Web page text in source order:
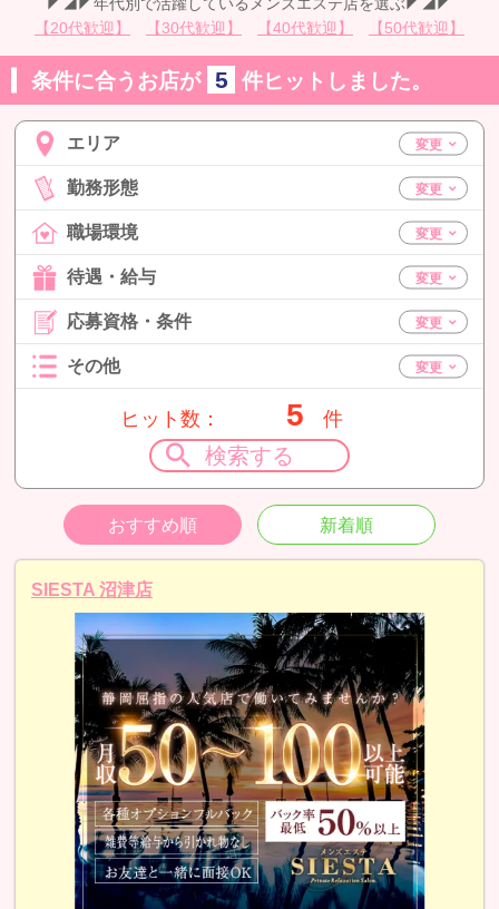
◤◢◤年代別で活躍しているメンズエステ店を選ぶ◤◢◤
【20代歓迎】
【30代歓迎】 【40代歓迎】 【50代歓迎】
条件に合うお店が 5 件ヒットしました。
エリア
勤務形態
職場環境
待遇・給与
応募資格・条件
その他
ヒット数： 5 件
検索する
おすすめ順 新着順
SIESTA 沼津店